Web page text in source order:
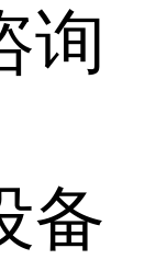
询
备